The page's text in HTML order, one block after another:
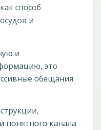
способ
и
и
это
обещания
понятного канала